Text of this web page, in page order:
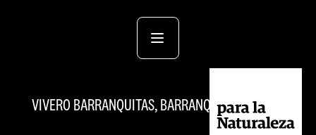
VIVERO BARRANQUITAS, BARRANQUITAS